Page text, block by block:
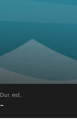
Dur. est.
-